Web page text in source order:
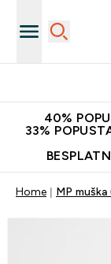
40%
33%
Home MP